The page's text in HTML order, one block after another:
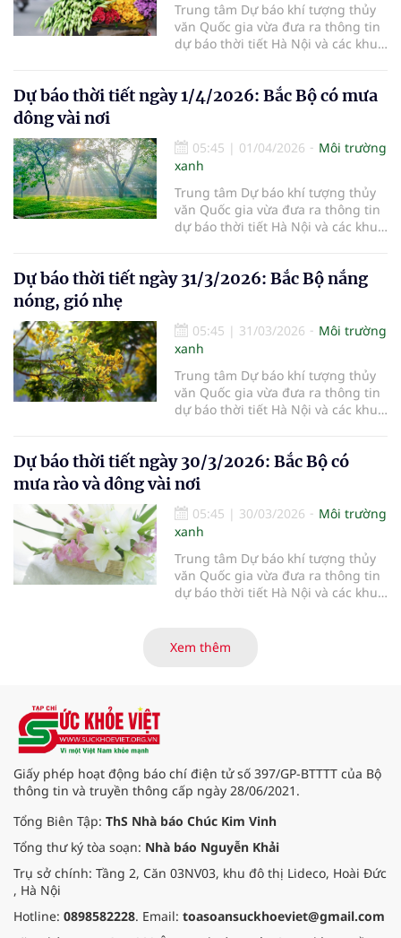
Trung tâm Dự báo khí tượng thủy
văn Quốc gia vừa đưa ra thông tin
dự báo thời tiết Hà Nội và các khu
Dự báo thời tiết ngày 1/4/2026: Bắc Bộ có mưa
dông vài nơi
05:45 | 01/04/2026
Môi trường
xanh
Trung tâm Dự báo khí tượng thủy
văn Quốc gia vừa đưa ra thông tin
dự báo thời tiết Hà Nội và các khu
Dự báo thời tiết ngày 31/3/2026: Bắc Bộ nắng
nóng, gió nhẹ
05:45 | 31/03/2026
Môi trường
xanh
Trung tâm Dự báo khí tượng thủy
văn Quốc gia vừa đưa ra thông tin
dự báo thời tiết Hà Nội và các khu
Dự báo thời tiết ngày 30/3/2026: Bắc Bộ có
mưa rào và dông vài nơi
05:45 | 30/03/2026
Môi trường
xanh
Trung tâm Dự báo khí tượng thủy
văn Quốc gia vừa đưa ra thông tin
dự báo thời tiết Hà Nội và các khu
Xem thêm
Giấy phép hoạt động báo chí điện tử số 397/GP-BTTTT của Bộ
thông tin và truyền thông cấp ngày 28/06/2021.
Tổng Biên Tập: ThS Nhà báo Chúc Kim Vinh
Tổng thư ký tòa soạn: Nhà báo Nguyễn Khải
Trụ sở chính: Tầng 2, Căn 03NV03, khu đô thị Lideco, Hoài Đức
, Hà Nội
Hotline: 0898582228. Email: toasoansuckhoeviet@gmail.com